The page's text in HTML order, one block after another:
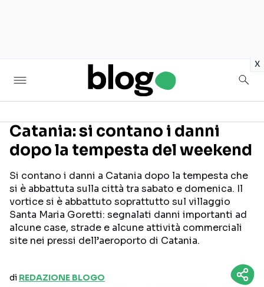
x
Seguici sui social
Catania: si contano i danni
dopo la tempesta del weekend
Si contano i danni a Catania dopo la tempesta che
si è abbattuta sulla città tra sabato e domenica. Il
vortice si è abbattuto soprattutto sul villaggio
Santa Maria Goretti: segnalati danni importanti ad
alcune case, strade e alcune attività commerciali
site nei pressi dell’aeroporto di Catania.
di REDAZIONE BLOGO